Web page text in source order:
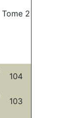
Tome 2
104
103